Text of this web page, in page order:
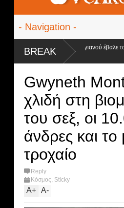
BREAK
Η Ειρήνη Στεργιανού έβαλε τα...
στα ύψη
Gwyneth
χλιδή στη
του σεξ, οι
άνδρες και το
τροχαίο
Reply
Κόσμος, Sticky
A+ A-